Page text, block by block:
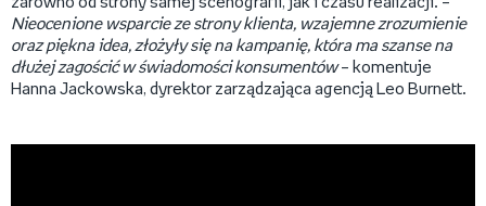
Nieocenione wsparcie ze strony klienta, wzajemne zrozumienie
oraz piękna idea, złożyły się na kampanię, która ma szanse na
dłużej zagościć w świadomości konsumentów– komentuje
Hanna Jackowska, dyrektor zarządzająca agencją Leo Burnett.